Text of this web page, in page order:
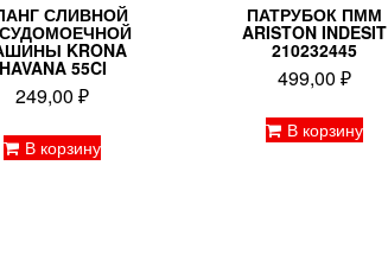
СЛИВНОЙ
KRONA
HAVANA 55CI
249,00₽
В корзину
ПАТРУБОК ПММ
ARISTON INDESIT
210232445
499,00₽
В корзину